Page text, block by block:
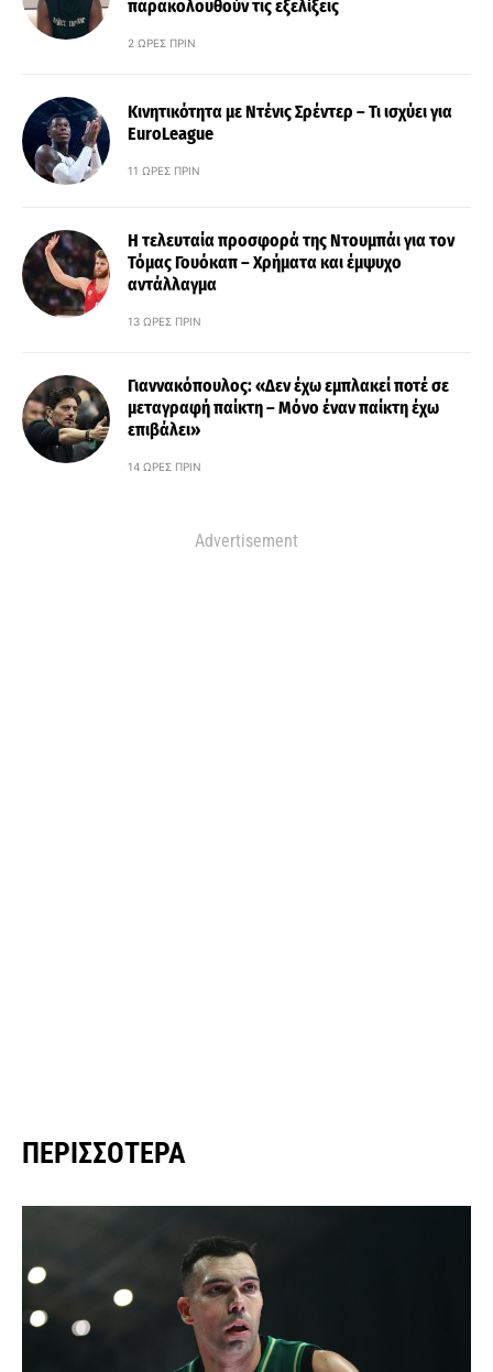
παρακολουθούν τις εξελίξεις
2 ΏΡΕΣ ΠΡΙΝ
Κινητικότητα με Ντένις Σρέντερ – Τι ισχύει για
EuroLeague
11 ΏΡΕΣ ΠΡΙΝ
Η τελευταία προσφορά της Ντουμπάι για τον
Τόμας Γουόκαπ – Χρήματα και έμψυχο
αντάλλαγμα
13 ΏΡΕΣ ΠΡΙΝ
Γιαννακόπουλος: «Δεν έχω εμπλακεί ποτέ σε
μεταγραφή παίκτη – Μόνο έναν παίκτη έχω
επιβάλει»
14 ΏΡΕΣ ΠΡΙΝ
Advertisement
ΠΕΡΙΣΣΌΤΕΡΑ